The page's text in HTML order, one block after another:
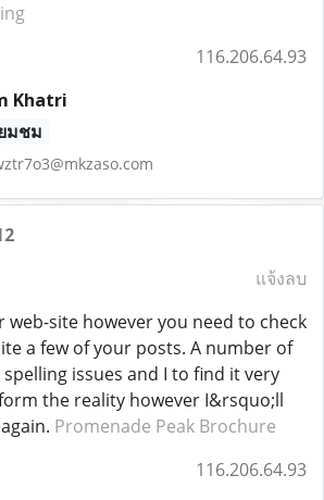
116.206.64.93
Khatri
มชม
แจ้งลบ
web-site however you need to check
a few of your posts. A number of
issues and I to find it very
the reality however I&rsquo;ll
Promenade Peak Brochure
116.206.64.93